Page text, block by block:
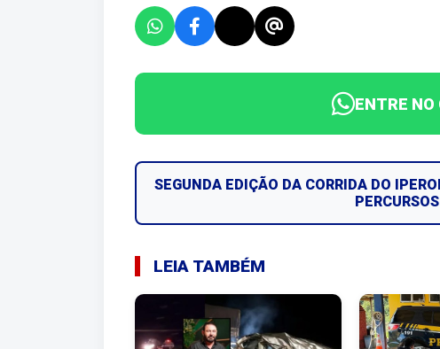
ENTRE NO
SEGUNDA EDIÇÃO DA CORRIDA DO
LEIA TAMBÉM